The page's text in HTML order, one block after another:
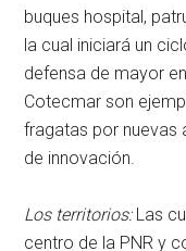
buques hospital,
la cual iniciará un
defensa de mayor
Cotecmar son
fragatas por nuevas
de innovación.
Los territorios:Las
centro de la PNR y